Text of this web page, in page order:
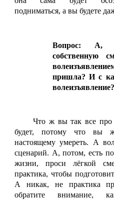
подниматься, а вы будете
Вопрос: А,
собственную
пришла? И с
волеизъявление?
Что ж вы так все про
будет, потому что вы
настоящему умереть. А
сценарий. А, потом, есть
жизни, проси лёгкой
практика, чтобы
А никак, не практика
обратите внимание,